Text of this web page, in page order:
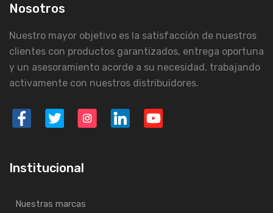
Nosotros
Nuestro mayor objetivo es la satisfacción de nuestros
clientes con productos garantizados, entrega oportuna
y un asesoramiento acorde a su necesidad, trabajando
activamente con nuestros distribuidores.
Institucional
Nuestras marcas